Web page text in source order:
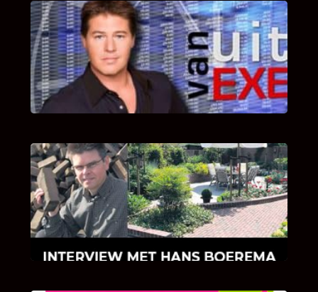
UITSTEL VAN EXECUTIE
Bekijk hier de fragmenten van de deelname
van Bricks and Stones aan dit programma.
INTERVIEW MET HANS BOEREMA
Hoe Bricks and Stones ontstaan is en wat
Hans Boerema motiveert in de wereld van
klinkers en tegels!